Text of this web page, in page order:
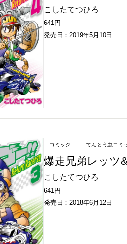
こしたてつひろ
641円
発売日：2019年5月10日
コミック てんとう虫コミ
爆走兄弟レッツ
こしたてつひろ
641円
発売日：2018年6月12日